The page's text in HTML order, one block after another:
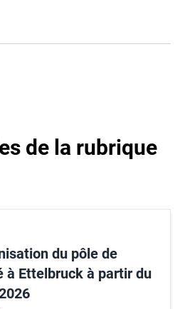
de la rubrique
du pôle de
à Ettelbruck à partir du